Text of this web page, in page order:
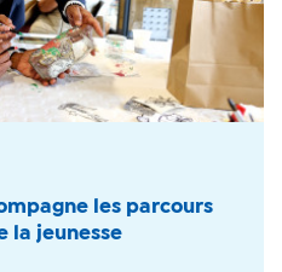
les parcours
la jeunesse